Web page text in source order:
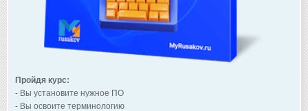
Пройдя курс:
- Вы установите нужное ПО
- Вы освоите терминологию